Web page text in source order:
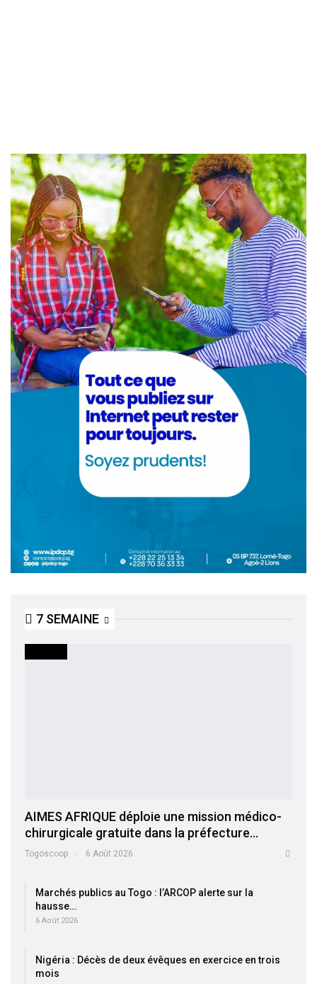
7 SEMAINE
AIMES AFRIQUE déploie une mission médico-
chirurgicale gratuite dans la préfecture…
Togoscoop 6 Août 2026
Marchés publics au Togo : l’ARCOP alerte sur la
hausse…
6 Août 2026
Nigéria : Décès de deux évêques en exercice en trois
mois